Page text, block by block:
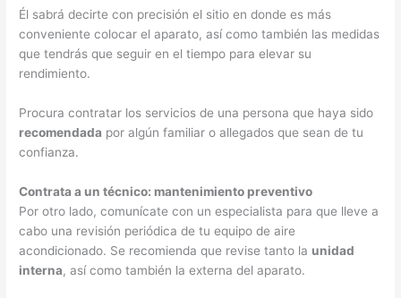
Él sabrá decirte con precisión el sitio en donde es más
conveniente colocar el aparato, así como también las medidas
que tendrás que seguir en el tiempo para elevar su
rendimiento.
Procura contratar los servicios de una persona que haya sido
recomendada por algún familiar o allegados que sean de tu
confianza.
Contrata a un técnico: mantenimiento preventivo
Por otro lado, comunícate con un especialista para que lleve a
cabo una revisión periódica de tu equipo de aire
acondicionado. Se recomienda que revise tanto la unidad
interna, así como también la externa del aparato.